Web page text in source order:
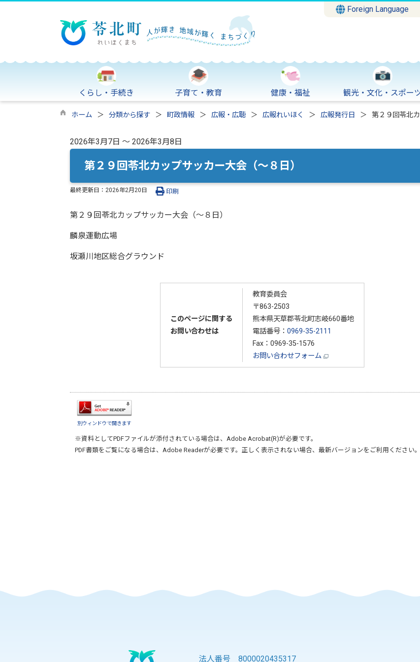
Foreign Language
くらし・手続き 子育て・教育 健康・福祉 観光・文化・スポー
ホーム 分類から探す 町政情報 広報・広聴 広報れいほく 広報発行日 第２９回苓北
2026年3月7日 ～ 2026年3月8日
第２９回苓北カップサッカー大会（～８日）
最終更新日： 2026年2月20日 印刷
第２９回苓北カップサッカー大会（～８日）
麟泉運動広場
坂瀬川地区総合グラウンド
このページに関する
お問い合わせは
教育委員会
〒863-2503
熊本県天草郡苓北町志岐660番地
電話番号： 0969-35-2111
Fax：0969-35-1576
お問い合わせフォーム
別ウィンドウで開きます
※資料としてPDFファイルが添付されている場合は、 Adobe Acrobat(R)が必要です。
PDF書類をご覧になる場合は、 Adobe Readerが必要です。正しく表示されない場合、最新バージョンをご利用ください。
法人番号 8000020435317